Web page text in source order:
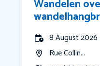
Wandelen
8 August
Rue Collin...